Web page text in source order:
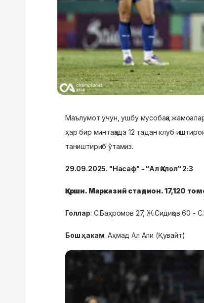
Маълумот учун, ушбу мусобақа
ҳар бир минтақада 12 тадан клуб
таништириб ўтамиз.
29.09.2025. "Насаф" - "Ал Ҳилол" 2:3
Қарши. Марказий стадион. 17,120
Голлар: С.Баҳромов 27, Ж.Сидиқов 60 -
Бош ҳакам: Аҳмад Ал Али (Қувайт)